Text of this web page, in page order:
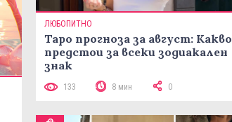
ЛЮБОПИТНО
Таро прогноза за август: Какво
предстои за всеки зодиакален
знак
133 8 мин 0